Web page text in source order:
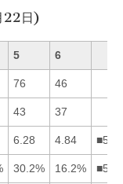
22日)
5 6
76 46
43 37
6.28 4.84
30.2% 16.2%